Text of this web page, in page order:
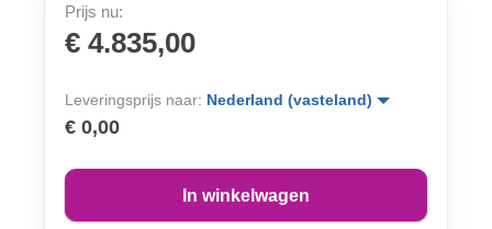
Prijs nu:
€ 4.835,00
Leveringsprijs naar: Nederland (vasteland)
€ 0,00
In winkelwagen